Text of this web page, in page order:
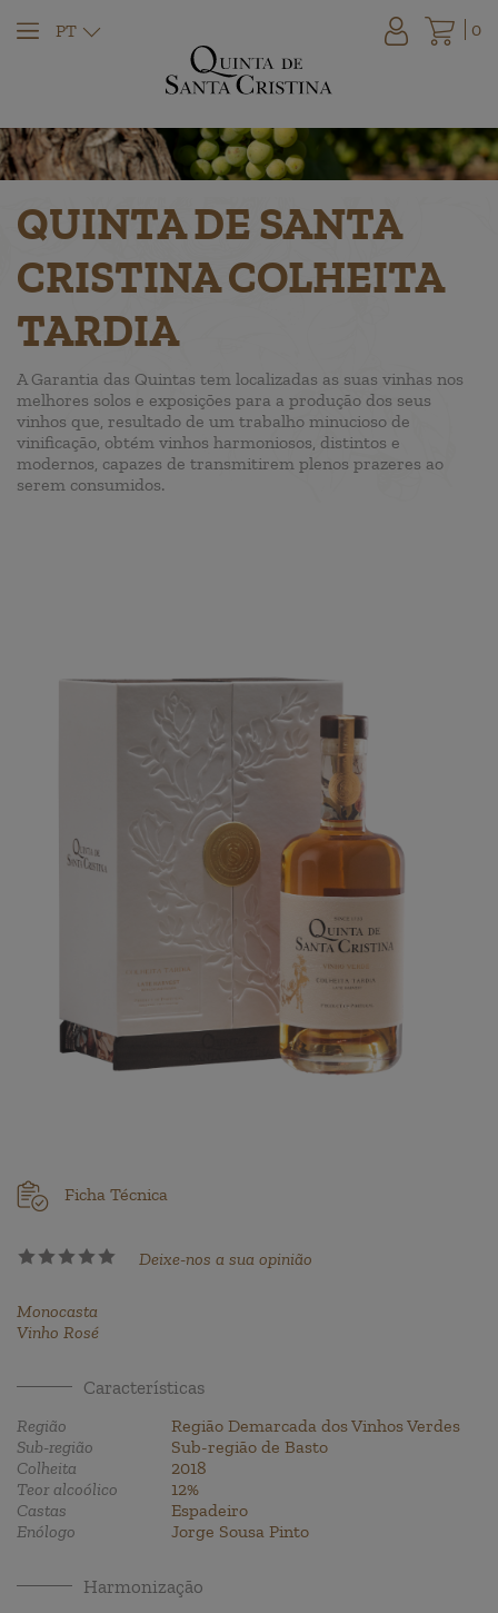
PT 0
QUINTA DE SANTA
CRISTINA COLHEITA
TARDIA
A Garantia das Quintas tem localizadas as suas vinhas nos
melhores solos e exposições para a produção dos seus
vinhos que, resultado de um trabalho minucioso de
vinificação, obtém vinhos harmoniosos, distintos e
modernos, capazes de transmitirem plenos prazeres ao
serem consumidos.
Ficha Técnica
Deixe-nos a sua opinião
Monocasta
Vinho Rosé
Características
Região
Região Demarcada dos Vinhos Verdes
Sub-região
Sub-região de Basto
Colheita
2018
Teor alcoólico
12%
Castas
Espadeiro
Enólogo
Jorge Sousa Pinto
Harmonização